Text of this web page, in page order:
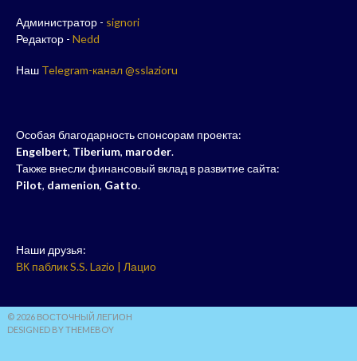
Администратор - signori
Редактор - Nedd
Наш Telegram-канал @sslazioru
Особая благодарность спонсорам проекта:
Engelbert, Tiberium, maroder.
Также внесли финансовый вклад в развитие сайта:
Pilot, damenion, Gatto.
Наши друзья:
ВК паблик S.S. Lazio | Лацио
© 2026 ВОСТОЧНЫЙ ЛЕГИОН
DESIGNED BY THEMEBOY